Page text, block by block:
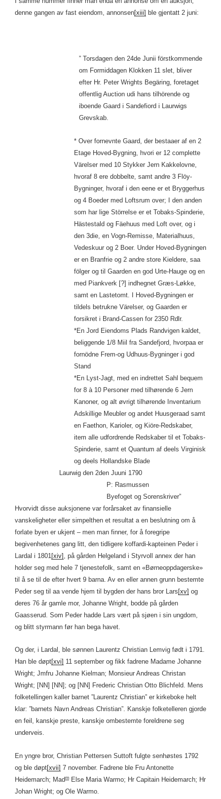
denne gangen av fast eiendom, annonsen[xiii] ble gjentatt 2 juni:
” Torsdagen den 24de Junii förstkommende
om Formiddagen Klokken 11 slet, bliver
efter Hr. Peter Wrights Begäring, foretaget
offentlig Auction udi hans tilhörende og
iboende Gaard i Sandefiord i Laurwigs
Grevskab.
* Over fornevnte Gaard, der bestaaer af en 2
Etage Hoved-Bygning, hvori er 12 complette
Värelser med 10 Stykker Jern Kakkelovne,
hvoraf 8 ere dobbelte, samt andre 3 Flöy-
Bygninger, hvoraf i den eene er et Bryggerhus
og 4 Boeder med Loftsrum over; I den anden
som har lige Störrelse er et Tobaks-Spinderie,
Hästestald og Fäehuus med Loft over, og i
den 3die, en Vogn-Remisse, Materialhuus,
Vedeskuur og 2 Boer. Under Hoved-Bygningen
er en Branfrie og 2 andre store Kieldere, saa
fölger og til Gaarden en god Urte-Hauge og en
med Piankverk [?] indhegnet Græs-Løkke,
samt en Lastetomt. I Hoved-Bygningen er
tildels betrukne Värelser, og Gaarden er
forsikret i Brand-Cassen for 2350 Rdlr.
*En Jord Eiendoms Plads Randvigen kaldet,
beliggende 1/8 Miil fra Sandefjord, hvorpaa er
fornödne Frem-og Udhuus-Bygninger i god
Stand
*En Lyst-Jagt, med en indrettet Sahl bequem
for 8 à 10 Personer med tilhørende 6 Jern
Kanoner, og alt øvrigt tilhørende Inventarium
Adskillige Meubler og andet Huusgeraad samt
en Faethon, Karioler, og Kiöre-Redskaber,
item alle udfordrende Redskaber til et Tobaks-
Spinderie, samt et Quantum af deels Virginisk
og deels Hollandske Blade
Laurwig den 2den Juuni 1790
P: Rasmussen
Byefoget og Sorenskriver”
Hvorvidt disse auksjonene var forårsaket av finansielle
vanskeligheter eller simpelthen et resultat a en beslutning om å
forlate byen er ukjent – men man finner, for å foregripe
begivenhetenes gang litt, den tidligere koffardi-kapteinen Peder i
Lardal i 1801 [xiv] , på gården Helgeland i Styrvoll annex der han
holder seg med hele 7 tjenestefolk, samt en «Børneoppdagerske»
til å se til de efter hvert 9 barna. Av en eller annen grunn bestemte
Peder seg til aa vende hjem til bygden der hans bror Lars[xv] og
deres 76 år gamle mor, Johanne Wright, bodde på gården
Gaasserud. Som Peder hadde Lars vært på sjøen i sin ungdom,
og blitt styrmann før han bega havet.
Og der, i Lardal, ble sønnen Laurentz Christian Lemvig født i 1791.
Han ble døpt[xvi] 11 september og fikk fadrene Madame Johanne
Wright; Jmfru Johanne Kielman; Monsieur Andreas Christan
Wright; [NN] [NN]; og [NN] Frederic Christian Otto Blichfeld. Mens
folketellingen kaller barnet ”Laurentz Christian” er kirkeboke helt
klar: ”barnets Navn Andreas Christian”. Kanskje folketelleren gjorde
en feil, kanskje preste, kanskje ombestemte foreldrene seg
underveis.
En yngre bror, Christian Pettersen Suttoft fulgte senhøstes 1792
og ble døpt[xvii] 7 november. Fadrene ble Fru Antonette
Heidemarch; Madm Else Maria Warmo; Hr Capitain Heidemarch; Hr
Johan Wright; og Ole Warmo.